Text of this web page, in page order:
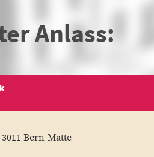
Anlass:
Bern-Matte